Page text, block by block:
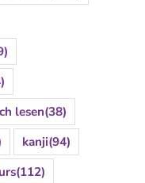
lesen(38)
kanji(94)
(112)